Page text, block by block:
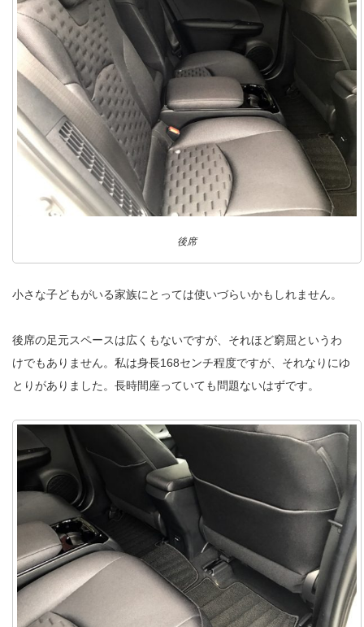
後席
小さな子どもがいる家族にとっては使いづらいかもしれません。
後席の足元スペースは広くもないですが、それほど窮屈というわ
けでもありません。私は身長168センチ程度ですが、それなりにゆ
とりがありました。長時間座っていても問題ないはずです。